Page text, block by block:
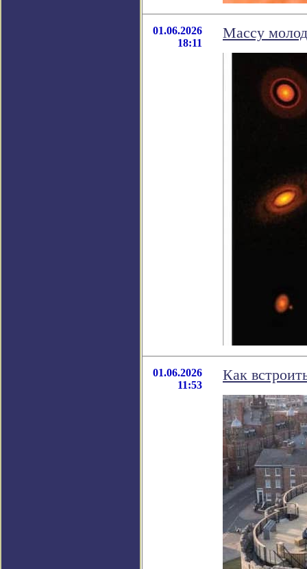
01.06.2026
18:11
Массу
01.06.2026
11:53
Как